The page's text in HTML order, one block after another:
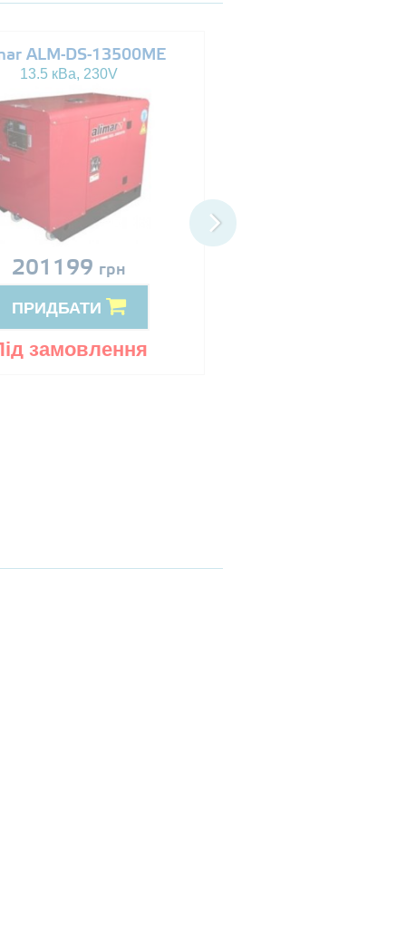
ALM-DS-13500ME
13.5 кВа, 230V
201199 грн
ПРИДБАТИ
замовлення